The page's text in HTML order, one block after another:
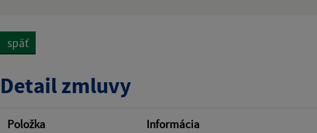
Suma od:
späť
Detail zmluvy
Položka Informácia